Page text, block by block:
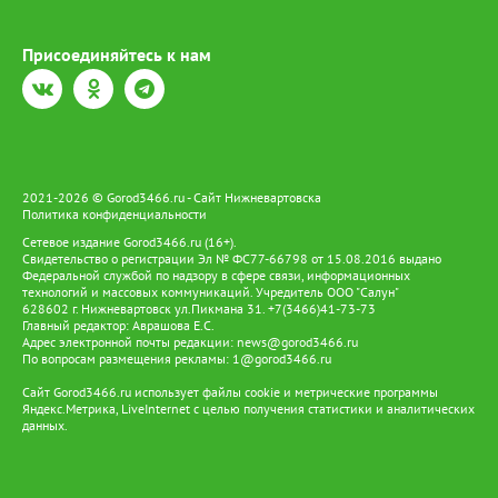
Присоединяйтесь к нам
2021-2026 © Gorod3466.ru - Сайт Нижневартовска
Политика конфиденциальности
Сетевое издание Gorod3466.ru (16+).
Свидетельство о регистрации Эл № ФС77-66798 от 15.08.2016 выдано
Федеральной службой по надзору в сфере связи, информационных
технологий и массовых коммуникаций. Учредитель ООО "Салун"
628602 г. Нижневартовск ул.Пикмана 31. +7(3466)41-73-73
Главный редактор: Аврашова Е.С.
Адрес электронной почты редакции: news@gorod3466.ru
По вопросам размещения рекламы: 1@gorod3466.ru
Сайт Gorod3466.ru использует файлы cookie и метрические программы
Яндекс.Метрика, LiveInternet с целью получения статистики и аналитических
данных.